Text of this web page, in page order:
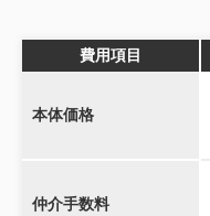
費用項目
本体価格
仲介手数料